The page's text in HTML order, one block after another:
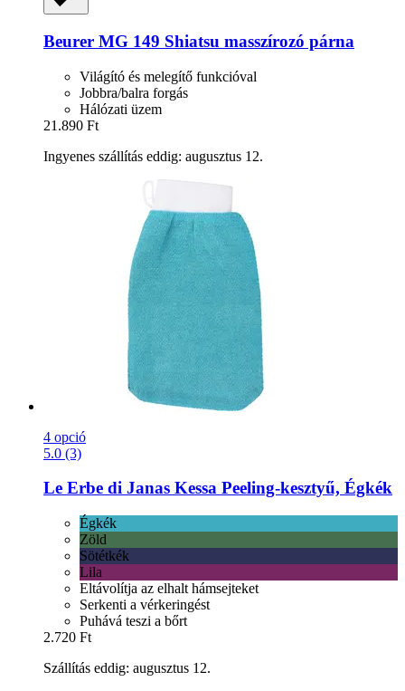
Beurer MG 149 Shiatsu masszírozó párna
Világító és melegítő funkcióval
Jobbra/balra forgás
Hálózati üzem
21.890 Ft
Ingyenes szállítás eddig: augusztus 12.
4 opció
5.0 (3)
Le Erbe di Janas Kessa Peeling-​kesztyű, Égkék
Égkék
Zöld
Sötétkék
Lila
Eltávolítja az elhalt hámsejteket
Serkenti a vérkeringést
Puhává teszi a bőrt
2.720 Ft
Szállítás eddig: augusztus 12.